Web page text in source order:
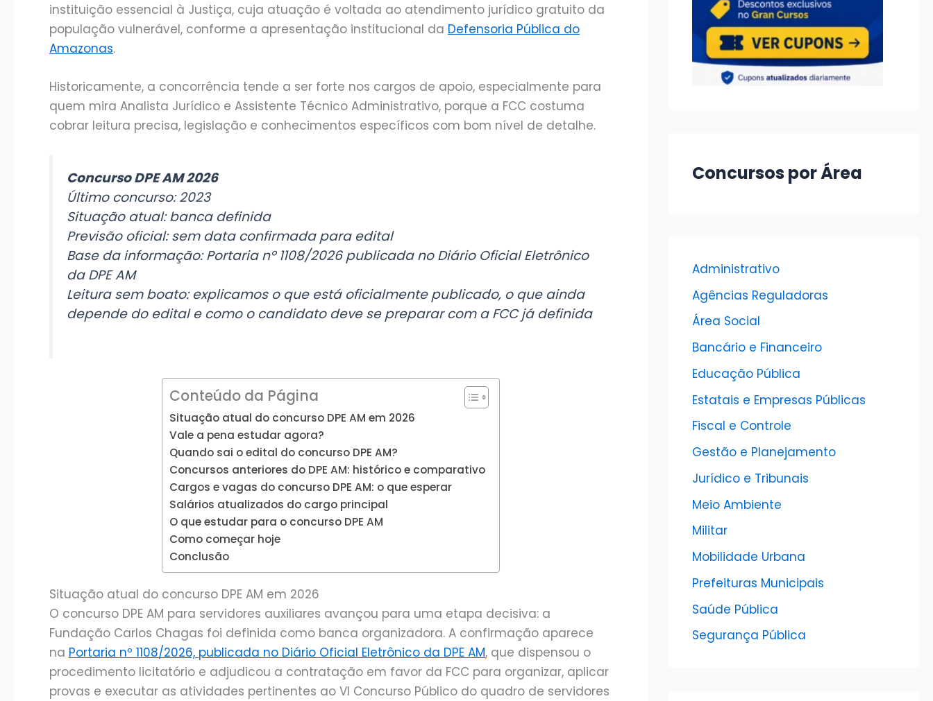
instituição essencial à Justiça, cuja atuação é voltada ao atendimento jurídico gratuito da
população vulnerável, conforme a apresentação institucional da Defensoria Pública do
Amazonas.
Historicamente, a concorrência tende a ser forte nos cargos de apoio, especialmente para
quem mira Analista Jurídico e Assistente Técnico Administrativo, porque a FCC costuma
cobrar leitura precisa, legislação e conhecimentos específicos com bom nível de detalhe.
Concurso DPE AM 2026
Último concurso: 2023
Situação atual: banca definida
Previsão oficial: sem data confirmada para edital
Base da informação: Portaria nº 1108/2026 publicada no Diário Oficial Eletrônico
da DPE AM
Leitura sem boato: explicamos o que está oficialmente publicado, o que ainda
depende do edital e como o candidato deve se preparar com a FCC já definida
Conteúdo da Página
Situação atual do concurso DPE AM em 2026
Vale a pena estudar agora?
Quando sai o edital do concurso DPE AM?
Concursos anteriores do DPE AM: histórico e comparativo
Cargos e vagas do concurso DPE AM: o que esperar
Salários atualizados do cargo principal
O que estudar para o concurso DPE AM
Como começar hoje
Conclusão
Situação atual do concurso DPE AM em 2026
O concurso DPE AM para servidores auxiliares avançou para uma etapa decisiva: a
Fundação Carlos Chagas foi definida como banca organizadora. A confirmação aparece
na Portaria nº 1108/2026, publicada no Diário Oficial Eletrônico da DPE AM, que dispensou o
procedimento licitatório e adjudicou a contratação em favor da FCC para organizar, aplicar
provas e executar as atividades pertinentes ao VI Concurso Público do quadro de servidores
Concursos por Área
Administrativo
Agências Reguladoras
Área Social
Bancário e Financeiro
Educação Pública
Estatais e Empresas Públicas
Fiscal e Controle
Gestão e Planejamento
Jurídico e Tribunais
Meio Ambiente
Militar
Mobilidade Urbana
Prefeituras Municipais
Saúde Pública
Segurança Pública